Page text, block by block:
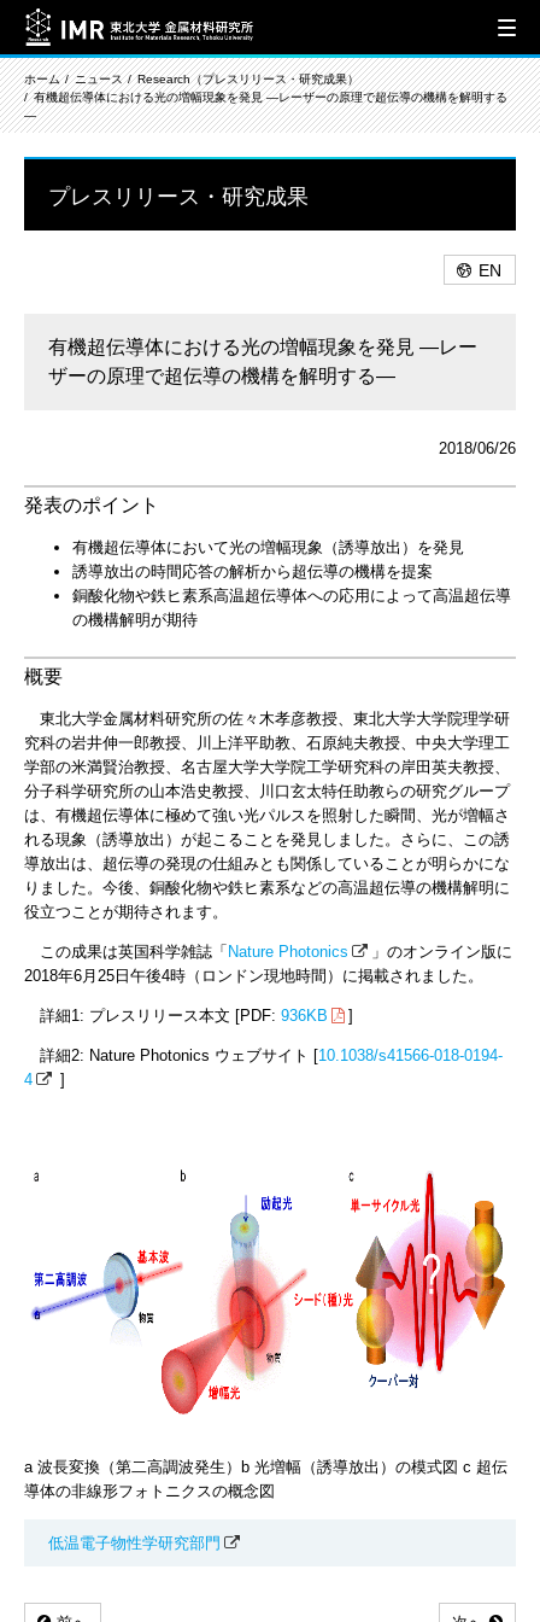
ホーム ニュース
Research（プレスリリース・研究成果）
有機超伝導体における光の増幅現象を発見 ―レーザーの原理で超伝導の機構を解明する
―
プレスリリース・研究成果
EN
有機超伝導体における光の増幅現象を発見 ―レー
ザーの原理で超伝導の機構を解明する―
2018/06/26
発表のポイント
有機超伝導体において光の増幅現象（誘導放出）を発見
誘導放出の時間応答の解析から超伝導の機構を提案
銅酸化物や鉄ヒ素系高温超伝導体への応用によって高温超伝導
の機構解明が期待
概要
東北大学金属材料研究所の佐々木孝彦教授、東北大学大学院理学研
究科の岩井伸一郎教授、川上洋平助教、石原純夫教授、中央大学理工
学部の米満賢治教授、名古屋大学大学院工学研究科の岸田英夫教授、
分子科学研究所の山本浩史教授、川口玄太特任助教らの研究グループ
は、有機超伝導体に極めて強い光パルスを照射した瞬間、光が増幅さ
れる現象（誘導放出）が起こることを発見しました。さらに、この誘
導放出は、超伝導の発現の仕組みとも関係していることが明らかにな
りました。今後、銅酸化物や鉄ヒ素系などの高温超伝導の機構解明に
役立つことが期待されます。
この成果は英国科学雑誌「 Nature Photonics
」のオンライン版に
2018年6月25日午後4時（ロンドン現地時間）に掲載されました。
詳細1: プレスリリース本文 [PDF: 936KB ]
詳細2: Nature Photonics ウェブサイト [10.1038/s41566-018-0194-
4
]
a 波長変換（第二高調波発生）b 光増幅（誘導放出）の模式図 c 超伝
導体の非線形フォトニクスの概念図
低温電子物性学研究部門